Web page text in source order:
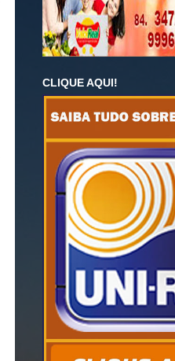
CLIQUE AQUI!